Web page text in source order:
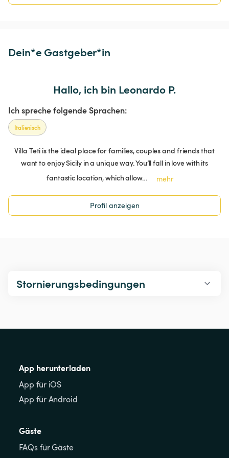
Dein*e Gastgeber*in
Hallo, ich bin Leonardo P.
Ich spreche folgende Sprachen:
Italienisch
Villa Teti is the ideal place for families, couples and friends that
want to enjoy Sicily in a unique way. You’ll fall in love with its
fantastic location, which allow…
mehr
Profil anzeigen
Stornierungsbedingungen
App herunterladen
App für iOS
App für Android
Gäste
FAQs für Gäste